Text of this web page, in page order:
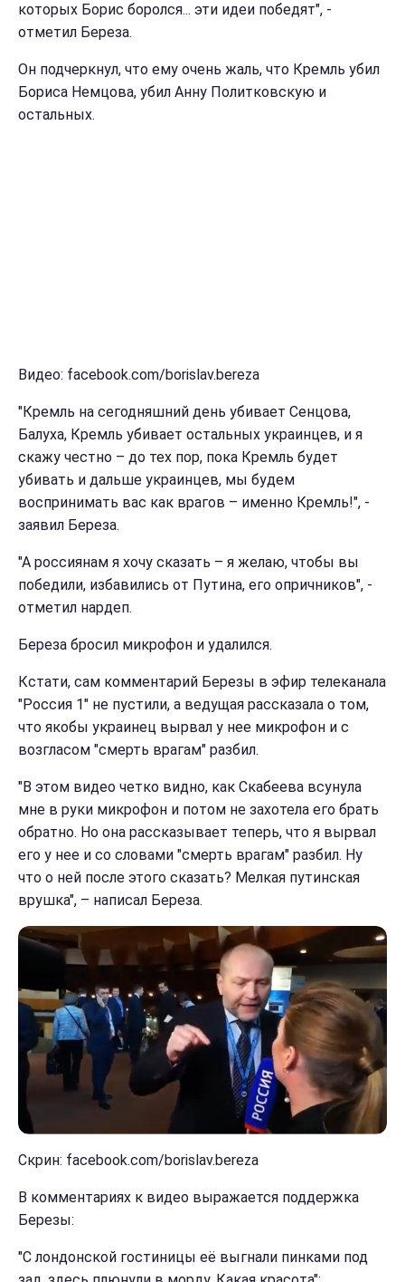
которых Борис боролся... эти идеи победят", -
отметил Береза.
Он подчеркнул, что ему очень жаль, что Кремль убил
Бориса Немцова, убил Анну Политковскую и
остальных.
Видео: facebook.com/borislav.bereza
"Кремль на сегодняшний день убивает Сенцова,
Балуха, Кремль убивает остальных украинцев, и я
скажу честно – до тех пор, пока Кремль будет
убивать и дальше украинцев, мы будем
воспринимать вас как врагов – именно Кремль!", -
заявил Береза.
"А россиянам я хочу сказать – я желаю, чтобы вы
победили, избавились от Путина, его опричников", -
отметил нардеп.
Береза бросил микрофон и удалился.
Кстати, сам комментарий Березы в эфир телеканала
"Россия 1" не пустили, а ведущая рассказала о том,
что якобы украинец вырвал у нее микрофон и с
возгласом "смерть врагам" разбил.
"В этом видео четко видно, как Скабеева всунула
мне в руки микрофон и потом не захотела его брать
обратно. Но она рассказывает теперь, что я вырвал
его у нее и со словами "смерть врагам" разбил. Ну
что о ней после этого сказать? Мелкая путинская
врушка", – написал Береза.
Скрин: facebook.com/borislav.bereza
В комментариях к видео выражается поддержка
Березы:
"С лондонской гостиницы её выгнали пинками под